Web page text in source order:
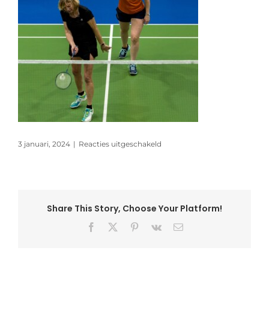
3 januari, 2024 | Reacties uitgeschakeld
Share This Story, Choose Your Platform!
Facebook Pinterest
Vk
E-